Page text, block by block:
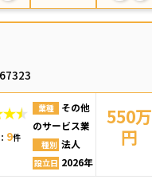
9件
業種
その他
のサービス業
種別 法人
設立日 2026年
550万
円